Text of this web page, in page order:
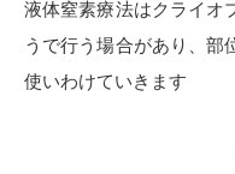
液体窒素療法はクライオ
うで行う場合があり、部
使いわけていきます